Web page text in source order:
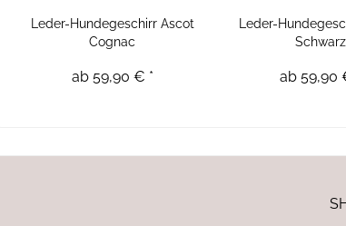
Leder-Hundegeschirr Ascot
Cognac
ab 59,90 € *
Leder-
Schwarz
ab 59,90